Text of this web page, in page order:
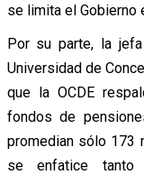
se limita el Gobierno
Por su parte, la
Universidad de
que la OCDE
fondos de
promedian sólo 173
se enfatice tanto